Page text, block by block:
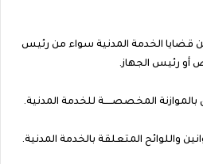
قضايا الخدمة المدنية سواء من رئيس
أو رئيس الجهاز.
المخصصـــــة للخدمة المدنية.
واللوائح المتعلقة بالخدمة المدنية.